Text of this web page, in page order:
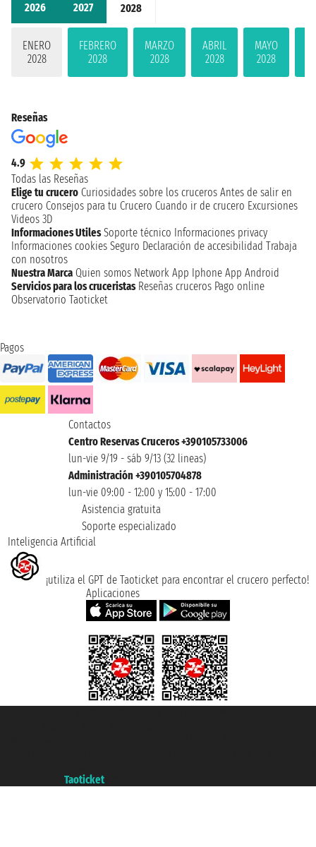
2026 2027 2028
ENERO
2028
FEBRERO
2028
MARZO
2028
ABRIL
2028
MAYO
2028
Reseñas
4.9
Todas las Reseñas
Elige tu crucero Curiosidades sobre los cruceros Antes de salir en
crucero Consejos para tu Crucero Cuando ir de crucero Excursiones
Videos 3D
Informaciones Utiles Soporte técnico Informaciones privacy
Informaciones cookies Seguro Declaración de accesibilidad Trabaja
con nosotros
Nuestra Marca Quien somos Network App Iphone App Android
Servicios para los cruceristas Reseñas cruceros Pago online
Observatorio Taoticket
Pagos
Contactos
Centro Reservas Cruceros +390105733006
lun-vie 9/19 - sáb 9/13 (32 lineas)
Administración +390105704878
lun-vie 09:00 - 12:00 y 15:00 - 17:00
Asistencia gratuita
Soporte especializado
Inteligencia Artificial
¡utiliza el GPT de Taoticket para encontrar el crucero perfecto!
Aplicaciones
Taoticket